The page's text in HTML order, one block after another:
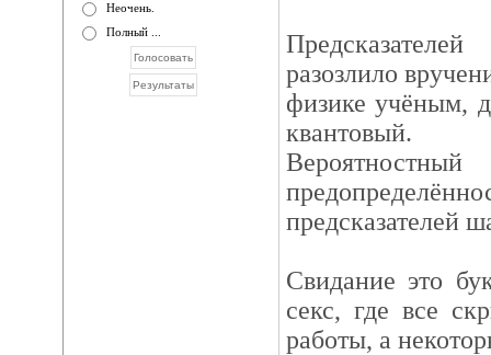
Неочень.
Полный ...
разозлило
физике учёным,
квантовый.
предсказателей
Свидание это
секс, где все
работы, а